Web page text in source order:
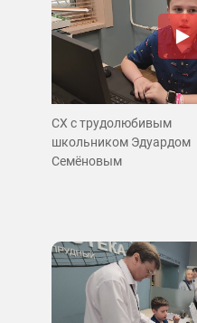
СХ с трудолюбивым
школьником Эдуардом
Семёновым